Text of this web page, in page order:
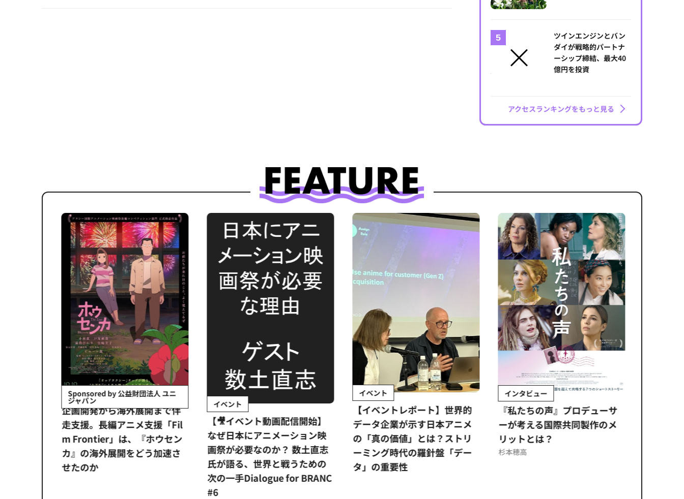
ツインエンジンとバン
ダイが戦略的パートナ
ーシップ締結、最大40
億円を投資
アクセスランキングをもっと見る
Sponsored by 公益財団法人 ユニ
ジャパン
企画開発から海外展開まで伴
走支援。長編アニメ支援「Fil
m Frontier」は、『ホウセン
カ』の海外展開をどう加速さ
せたのか
イベント
【🎥イベント動画配信開始】
なぜ日本にアニメーション映
画祭が必要なのか？ 数土直志
氏が語る、世界と戦うための
次の一手Dialogue for BRANC
#6
イベント
【イベントレポート】世界的
データ企業が示す日本アニメ
の「真の価値」とは？ストリ
ーミング時代の羅針盤「デー
タ」の重要性
インタビュー
『私たちの声』プロデューサ
ーが考える国際共同製作のメ
リットとは？
杉本穂高